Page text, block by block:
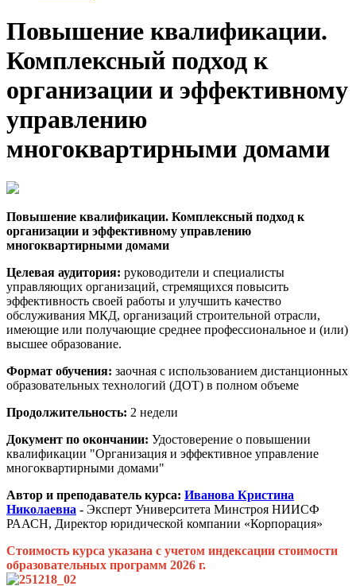
Повышение квалификации.
Комплексный подход к
организации и эффективному
управлению
многоквартирными домами
Повышение квалификации. Комплексный подход к
организации и эффективному управлению
многоквартирными домами
Целевая аудитория: руководители и специалисты
управляющих организаций, стремящихся повысить
эффективность своей работы и улучшить качество
обслуживания МКД, организаций строительной отрасли,
имеющие или получающие среднее профессиональное и (или)
высшее образование.
Формат обучения: заочная с использованием дистанционных
образовательных технологий (ДОТ) в полном объеме
Продолжительность: 2 недели
Документ по окончании: Удостоверение о повышении
квалификации "Организация и эффективное управление
многоквартирными домами"
Автор и преподаватель курса: Иванова Кристина
Николаевна - Эксперт Университета Минстроя НИИСФ
РААСН, Директор юридической компании «Корпорация»
Стоимость курса указана с учетом индексации стоимости
образовательных программ 2026 г.